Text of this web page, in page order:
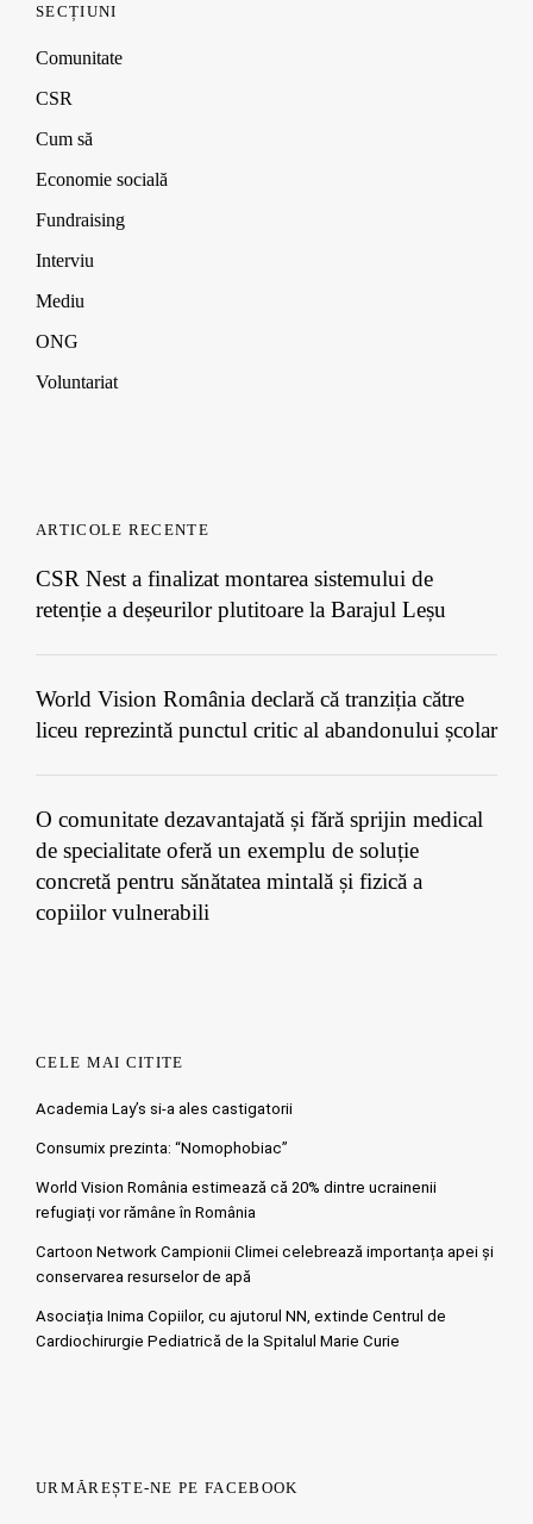
SECȚIUNI
Comunitate
CSR
Cum să
Economie socială
Fundraising
Interviu
Mediu
ONG
Voluntariat
ARTICOLE RECENTE
CSR Nest a finalizat montarea sistemului de
retenție a deșeurilor plutitoare la Barajul Leșu
World Vision România declară că tranziția către
liceu reprezintă punctul critic al abandonului școlar
O comunitate dezavantajată și fără sprijin medical
de specialitate oferă un exemplu de soluție
concretă pentru sănătatea mintală și fizică a
copiilor vulnerabili
CELE MAI CITITE
Academia Lay’s si-a ales castigatorii
Consumix prezinta: “Nomophobiac”
World Vision România estimează că 20% dintre ucrainenii
refugiați vor rămâne în România
Cartoon Network Campionii Climei celebrează importanța apei și
conservarea resurselor de apă
Asociația Inima Copiilor, cu ajutorul NN, extinde Centrul de
Cardiochirurgie Pediatrică de la Spitalul Marie Curie
URMĂREȘTE-NE PE FACEBOOK